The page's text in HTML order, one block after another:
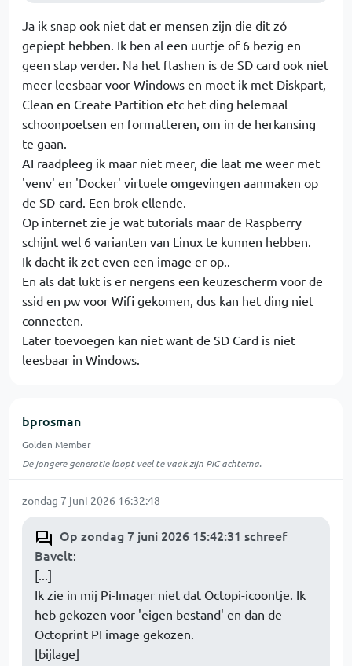
Ja ik snap ook niet dat er mensen zijn die dit zó
gepiept hebben. Ik ben al een uurtje of 6 bezig en
geen stap verder. Na het flashen is de SD card ook niet
meer leesbaar voor Windows en moet ik met Diskpart,
Clean en Create Partition etc het ding helemaal
schoonpoetsen en formatteren, om in de herkansing
te gaan.
AI raadpleeg ik maar niet meer, die laat me weer met
'venv' en 'Docker' virtuele omgevingen aanmaken op
de SD-card. Een brok ellende.
Op internet zie je wat tutorials maar de Raspberry
schijnt wel 6 varianten van Linux te kunnen hebben.
Ik dacht ik zet even een image er op..
En als dat lukt is er nergens een keuzescherm voor de
ssid en pw voor Wifi gekomen, dus kan het ding niet
connecten.
Later toevoegen kan niet want de SD Card is niet
leesbaar in Windows.
bprosman
Golden Member
De jongere generatie loopt veel te vaak zijn PIC achterna.
zondag 7 juni 2026 16:32:48
Op zondag 7 juni 2026 15:42:31 schreef
Bavelt:
[...]
Ik zie in mij Pi-Imager niet dat Octopi-icoontje. Ik
heb gekozen voor 'eigen bestand' en dan de
Octoprint PI image gekozen.
[bijlage]